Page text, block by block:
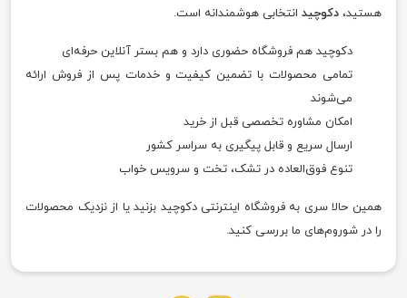
هستید، دکوچید انتخابی هوشمندانه است.
دکوچید هم فروشگاه حضوری دارد و هم بستر آنلاین حرفه‌ای
تمامی محصولات با تضمین کیفیت و خدمات پس از فروش ارائه
می‌شوند
امکان مشاوره تخصصی قبل از خرید
ارسال سریع و قابل پیگیری به سراسر کشور
تنوع فوق‌العاده در تشک، تخت و سرویس خواب
همین حالا سری به فروشگاه اینترنتی دکوچید بزنید یا از نزدیک محصولات
را در شوروم‌های ما بررسی کنید.